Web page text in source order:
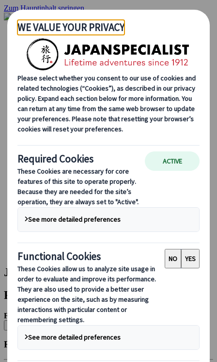
Zum Hauptinhalt springen
Startseite
Rundreisen
Individuelle Reisen
Gruppenreisen
Selbstfahrerreisen
Ausflüge
Maßgeschneiderte Gruppenreisen
Japan Rail Pass
Wie wir arbeiten
Über uns
Treffen Sie unser Team
Werden Sie Teil unseres Teams
Saisonale Reisetipps
Highlights des Reiseziels
Kulturelle Einblicke
Kulinarische Erlebnisse
Entdecke Japan mit dem Zug
Häufig gestellte Fragen
Wichtige Informationen
Etikette in Japan
Autofahren in Japan
Bei uns buchen
Japan Rail Pass
Unterkunft
Online-Beratung
Japanspecialist | Suchergebnisse
Filter
Filtern nach:
Alle löschen
Reisetyp